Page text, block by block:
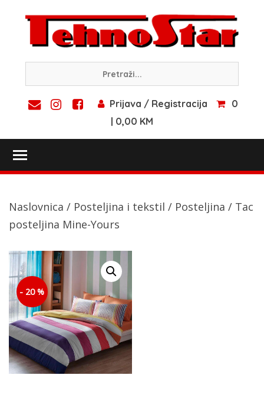
content
Prijava / Registracija
0
| 0,00 KM
Naslovnica / Posteljina i tekstil / Posteljina / Tac
posteljina Mine-Yours
- 20 %